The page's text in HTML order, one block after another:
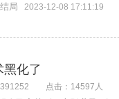
局
2023-12-08 17:11:19
黑化了
点击：14597人